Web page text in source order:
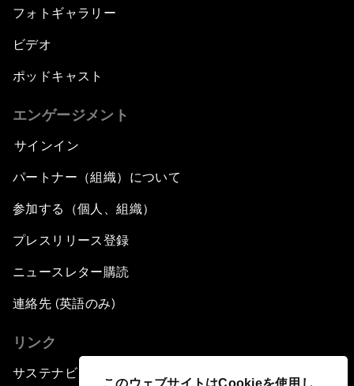
このウェブサイトはCookieを使用し
フォトギャラリー
ビデオ
ポッドキャスト
エンゲージメント
サインイン
パートナー（組織）について
参加する（個人、組織）
プレスリリース登録
ニュースレター購読
連絡先 (英語のみ)
リンク
サステナビリティへの取り組み